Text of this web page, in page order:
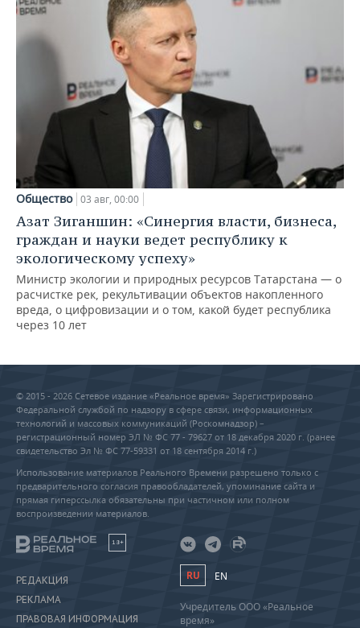
Общество 03 авг, 00:00
Азат Зиганшин: «Синергия власти, бизнеса,
граждан и науки ведет республику к
экологическому успеху»
Министр экологии и природных ресурсов Татарстана — о
расчистке рек, рекультивации объектов накопленного
вреда, о цифровизации и о том, какой будет республика
через 10 лет
© 2015 - 2026 Сетевое издание «Реальное время» Зарегистрировано
Федеральной службой по надзору в сфере связи, информационных
технологий и массовых коммуникаций (Роскомнадзор) –
регистрационный номер ЭЛ № ФС 77 - 79627 от 18 декабря 2020 г. (ранее
свидетельство Эл № ФС 77-59331 от 18 сентября 2014 г.)
Использование материалов Реального Времени разрешено только с
предварительного согласия правообладателей, упоминание сайта и
прямая гиперссылка обязательны при частичном или полном
воспроизведении материалов.
18+
РЕДАКЦИЯ
РЕКЛАМА
ПРАВОВАЯ ИНФОРМАЦИЯ
RU EN
Учредитель ООО «Реальное
время»